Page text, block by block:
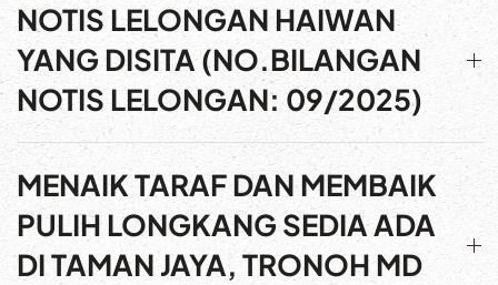
NOTIS LELONGAN HAIWAN
YANG DISITA (NO.BILANGAN
NOTIS LELONGAN: 09/2025)
MENAIK TARAF DAN MEMBAIK
PULIH LONGKANG SEDIA ADA
DI TAMAN JAYA, TRONOH MD